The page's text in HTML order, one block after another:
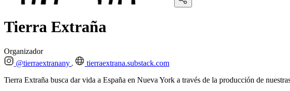
Tierra Extraña
Organizador
@tierraextranany
tierraextrana.substack.com
Tierra Extraña busca dar vida a España en Nueva York a través de la producción de